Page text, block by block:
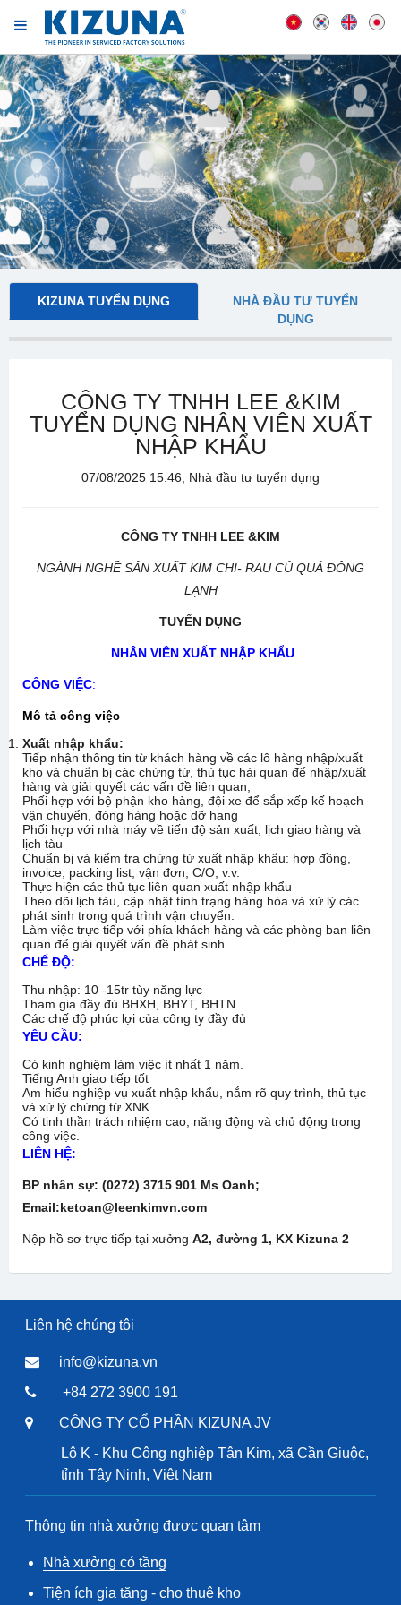
KIZUNA TUYỂN DỤNG
NHÀ ĐẦU TƯ TUYỂN
DỤNG
CÔNG TY TNHH LEE &KIM
TUYỂN DỤNG NHÂN VIÊN XUẤT
NHẬP KHẨU
07/08/2025 15:46, Nhà đầu tư tuyển dụng
CÔNG TY TNHH LEE &KIM
NGÀNH NGHỀ SẢN XUẤT KIM CHI- RAU CỦ QUẢ ĐÔNG
LẠNH
TUYỂN DỤNG
NHÂN VIÊN XUẤT NHẬP KHẨU
CÔNG VIỆC:
Mô tả công việc
Xuất nhập khẩu:
Tiếp nhận thông tin từ khách hàng về các lô hàng nhập/xuất
kho và chuẩn bị các chứng từ, thủ tục hải quan để nhập/xuất
hàng và giải quyết các vấn đề liên quan;
Phối hợp với bộ phận kho hàng, đội xe để sắp xếp kế hoạch
vận chuyển, đóng hàng hoặc dỡ hang
Phối hợp với nhà máy về tiến độ sản xuất, lịch giao hàng và
lịch tàu
Chuẩn bị và kiểm tra chứng từ xuất nhập khẩu: hợp đồng,
invoice, packing list, vận đơn, C/O, v.v.
Thực hiện các thủ tục liên quan xuất nhập khẩu
Theo dõi lịch tàu, cập nhật tình trạng hàng hóa và xử lý các
phát sinh trong quá trình vận chuyển.
Làm việc trực tiếp với phía khách hàng và các phòng ban liên
quan để giải quyết vấn đề phát sinh.
CHẾ ĐỘ:
Thu nhập: 10 -15tr tùy năng lực
Tham gia đầy đủ BHXH, BHYT, BHTN.
Các chế độ phúc lợi của công ty đầy đủ
YÊU CẦU:
Có kinh nghiệm làm việc ít nhất 1 năm.
Tiếng Anh giao tiếp tốt
Am hiểu nghiệp vụ xuất nhập khẩu, nắm rõ quy trình, thủ tục
và xử lý chứng từ XNK.
Có tinh thần trách nhiệm cao, năng động và chủ động trong
công việc.
LIÊN HỆ:
BP nhân sự: (0272) 3715 901 Ms Oanh;
Email:ketoan@leenkimvn.com
Nộp hồ sơ trực tiếp tại xưởng A2, đường 1, KX Kizuna 2
Liên hệ chúng tôi
info@kizuna.vn
+84 272 3900 191
CÔNG TY CỔ PHẦN KIZUNA JV
Lô K - Khu Công nghiệp Tân Kim, xã Cần Giuộc,
tỉnh Tây Ninh, Việt Nam
Thông tin nhà xưởng được quan tâm
Nhà xưởng có tầng
Tiện ích gia tăng - cho thuê kho